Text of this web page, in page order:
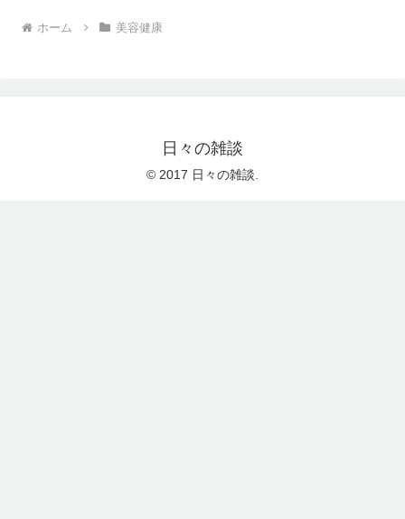
ホーム 美容健康
日々の雑談
© 2017 日々の雑談.